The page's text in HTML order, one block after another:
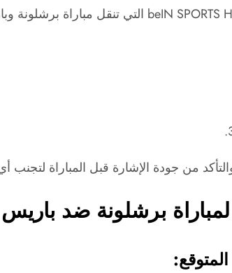
من جودة الإشارة قبل المباراة لتجنب
لمباراة برشلونة ضد
المتوقع: